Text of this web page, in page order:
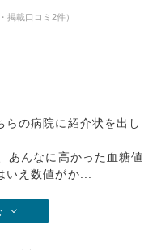
掲載口コミ2件）
らの病院に紹介状を出し
あんなに高かった血糖値
いえ数値がか...